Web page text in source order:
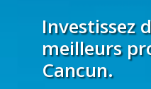
Investissez
meilleurs
Cancun.